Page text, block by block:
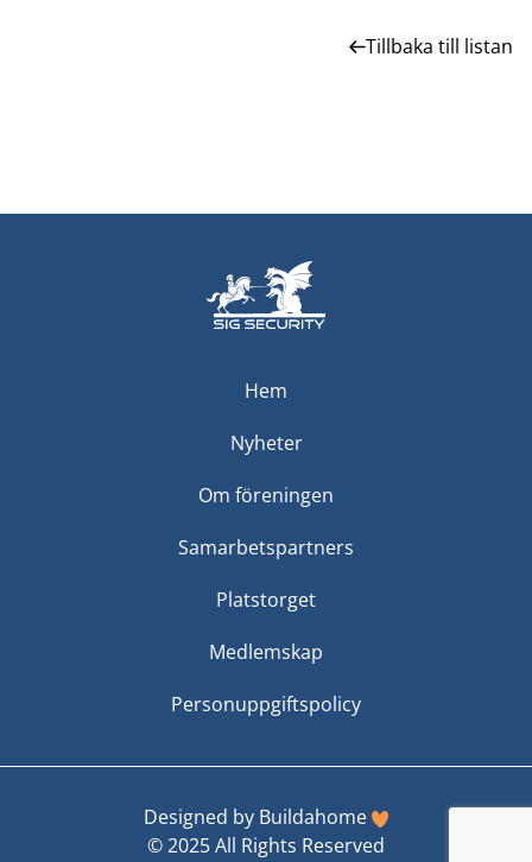
Tillbaka till listan
Hem
Nyheter
Om föreningen
Samarbetspartners
Platstorget
Medlemskap
Personuppgiftspolicy
© 2025 All Rights Reserved
Designed by Buildahome